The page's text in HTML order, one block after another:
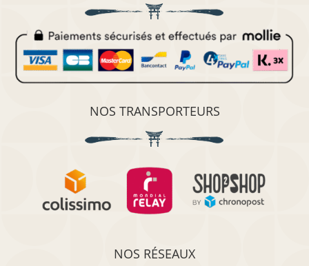
NOS TRANSPORTEURS
NOS RÉSEAUX